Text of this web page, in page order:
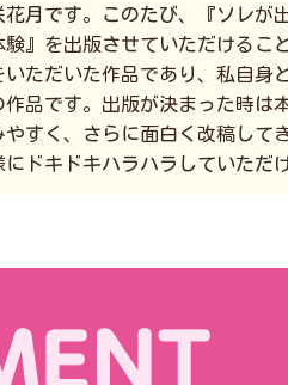
花月です。このたび、『ソレ
験』を出版させていただけるこ
ただいた作品であり、私自身
品です。出版が決まった時は
すく、さらに面白く改稿して
ドキドキハラハラしていただ